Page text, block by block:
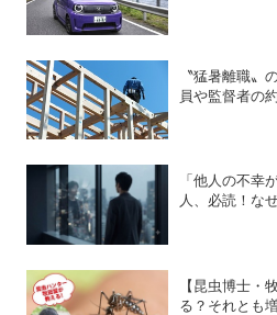
〝猛暑離職〟
員や監督者の
「他人の不幸
人、必読！な
【昆虫博士・
る？それとも